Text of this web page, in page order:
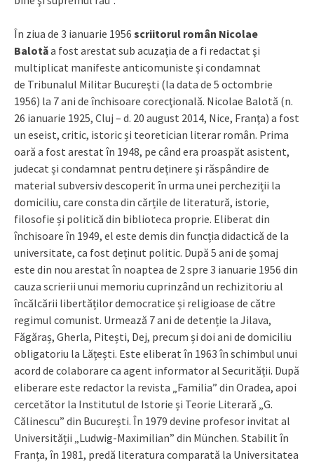
În ziua de 3 ianuarie 1956 scriitorul român Nicolae
Balotăa fost arestat sub acuzaţia de a fi redactat şi
multiplicat manifeste anticomuniste şi condamnat
de Tribunalul Militar Bucureşti (la data de 5 octombrie
1956) la 7 ani de închisoare corecţională. Nicolae Balotă (n.
26 ianuarie 1925, Cluj – d. 20 august 2014, Nice, Franţa) a fost
un eseist, critic, istoric și teoretician literar român. Prima
oară a fost arestat în 1948, pe când era proaspăt asistent,
judecat și condamnat pentru deținere și răspândire de
material subversiv descoperit în urma unei percheziții la
domiciliu, care consta din cărțile de literatură, istorie,
filosofie și politică din biblioteca proprie. Eliberat din
închisoare în 1949, el este demis din funcția didactică de la
universitate, ca fost deținut politic. După 5 ani de șomaj
este din nou arestat în noaptea de 2 spre 3 ianuarie 1956 din
cauza scrierii unui memoriu cuprinzând un rechizitoriu al
încălcării libertăților democratice și religioase de către
regimul comunist. Urmează 7 ani de detenție la Jilava,
Făgăraș, Gherla, Pitești, Dej, precum și doi ani de domiciliu
obligatoriu la Lățești. Este eliberat în 1963 în schimbul unui
acord de colaborare ca agent informator al Securității. După
eliberare este redactor la revista „Familia” din Oradea, apoi
cercetător la Institutul de Istorie și Teorie Literară „G.
Călinescu” din București. În 1979 devine profesor invitat al
Universității „Ludwig-Maximilian” din München. Stabilit în
Franța, în 1981, predă literatura comparată la Universitatea